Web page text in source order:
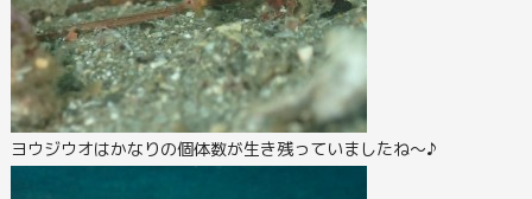
ヨウジウオはかなりの個体数が生き残っていましたね～♪